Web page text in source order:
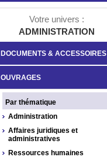
Votre univers :
ADMINISTRATION
DOCUMENTS & ACCESSOIRES
OUVRAGES
Par thématique
Administration
Affaires juridiques et
administratives
Ressources humaines